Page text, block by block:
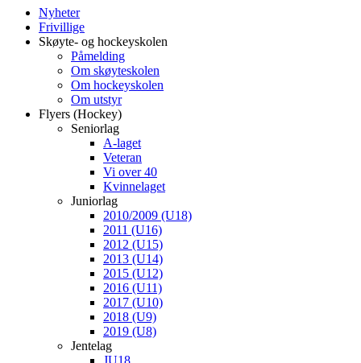
Nyheter
Frivillige
Skøyte- og hockeyskolen
Påmelding
Om skøyteskolen
Om hockeyskolen
Om utstyr
Flyers (Hockey)
Seniorlag
A-laget
Veteran
Vi over 40
Kvinnelaget
Juniorlag
2010/2009 (U18)
2011 (U16)
2012 (U15)
2013 (U14)
2015 (U12)
2016 (U11)
2017 (U10)
2018 (U9)
2019 (U8)
Jentelag
JU18